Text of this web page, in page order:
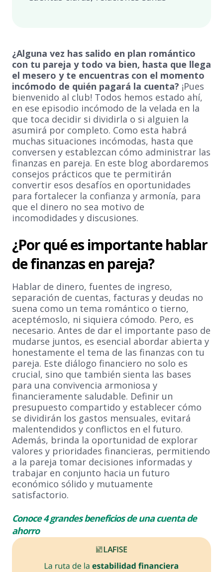
¿Alguna vez has salido en plan romántico
con tu pareja y todo va bien, hasta que llega
el mesero y te encuentras con el momento
incómodo de quién pagará la cuenta? ¡Pues
bienvenido al club! Todos hemos estado ahí,
en ese episodio incómodo de la velada en la
que toca decidir si dividirla o si alguien la
asumirá por completo. Como esta habrá
muchas situaciones incómodas, hasta que
conversen y establezcan cómo administrar las
finanzas en pareja. En este blog abordaremos
consejos prácticos que te permitirán
convertir esos desafíos en oportunidades
para fortalecer la confianza y armonía, para
que el dinero no sea motivo de
incomodidades y discusiones.
¿Por qué es importante hablar
de finanzas en pareja?
Hablar de dinero, fuentes de ingreso,
separación de cuentas, facturas y deudas no
suena como un tema romántico o tierno,
aceptémoslo, ni siquiera cómodo. Pero, es
necesario. Antes de dar el importante paso de
mudarse juntos, es esencial abordar abierta y
honestamente el tema de las finanzas con tu
pareja. Este diálogo financiero no solo es
crucial, sino que también sienta las bases
para una convivencia armoniosa y
financieramente saludable. Definir un
presupuesto compartido y establecer cómo
se dividirán los gastos mensuales, evitará
malentendidos y conflictos en el futuro.
Además, brinda la oportunidad de explorar
valores y prioridades financieras, permitiendo
a la pareja tomar decisiones informadas y
trabajar en conjunto hacia un futuro
económico sólido y mutuamente
satisfactorio.
Conoce 4 grandes beneficios de una cuenta de
ahorro